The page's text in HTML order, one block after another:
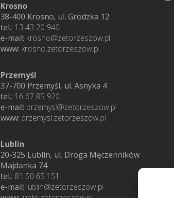
Krosno
38-400 Krosno, ul. Grodzka 12
tel.: 13 43 20 940
e-mail: krosno@zetorzeszow.pl
www: krosno.zetorzeszow.pl
Przemyśl
37-700 Przemyśl, ul. Asnyka 4
tel.: 16 67 85 920
e-mail: przemysl@zetorzeszow.pl
www: przemysl.zetorzeszow.pl
Lublin
20-325 Lublin, ul. Droga Męczenników
Majdanka 74
tel.: 81 50 65 151
e-mail: lublin@zetorzeszow.pl